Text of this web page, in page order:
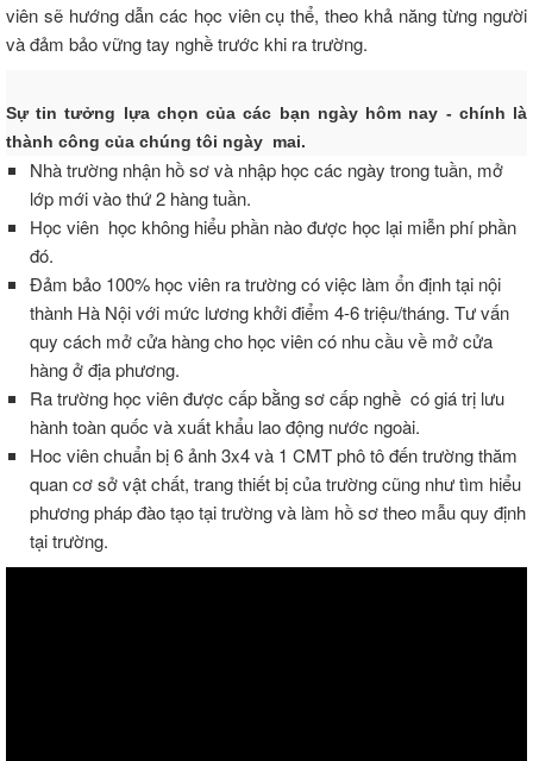
viên sẽ hướng dẫn các học viên cụ thể, theo khả năng từng người
và đảm bảo vững tay nghề trước khi ra trường.
Sự tin tưởng lựa chọn của các bạn ngày hôm nay - chính là
thành công của chúng tôi ngày mai.
Nhà trường nhận hồ sơ và nhập học các ngày trong tuần, mở
lớp mới vào thứ 2 hàng tuần.
Học viên học không hiểu phần nào được học lại miễn phí phần
đó.
Đảm bảo 100% học viên ra trường có việc làm ổn định tại nội
thành Hà Nội với mức lương khởi điểm 4-6 triệu/tháng. Tư vấn
quy cách mở cửa hàng cho học viên có nhu cầu về mở cửa
hàng ở địa phương.
Ra trường học viên được cấp bằng sơ cấp nghề có giá trị lưu
hành toàn quốc và xuất khẩu lao động nước ngoài.
Hoc viên chuẩn bị 6 ảnh 3x4 và 1 CMT phô tô đến trường thăm
quan cơ sở vật chất, trang thiết bị của trường cũng như tìm hiểu
phương pháp đào tạo tại trường và làm hồ sơ theo mẫu quy định
tại trường.